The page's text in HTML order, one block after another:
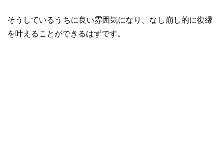
そうしているうちに良い雰囲気になり、なし崩し的に復縁
を叶えることができるはずです。